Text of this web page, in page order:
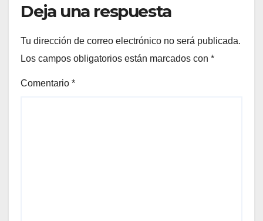
Deja una respuesta
Tu dirección de correo electrónico no será publicada.
Los campos obligatorios están marcados con *
Comentario *